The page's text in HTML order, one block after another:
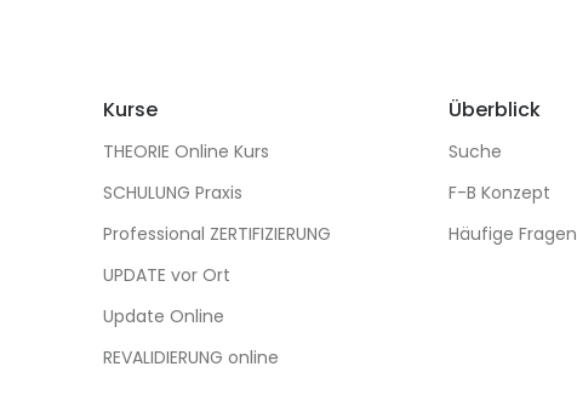
Kurse
THEORIE Online Kurs
SCHULUNG Praxis
Professional ZERTIFIZIERUNG
UPDATE vor Ort
Update Online
REVALIDIERUNG online
Überblick
Suche
F-B Konzept
Häufige Fragen